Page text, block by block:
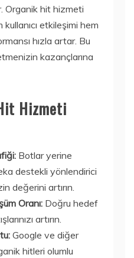
Organik hit hizmeti
etkileşimi hem
hızla artar. Bu
kazançlarına
Hizmeti
Botlar yerine
destekli yönlendirici
değerini artırın.
Oranı: Doğru hedef
artırın.
Google ve diğer
hitleri olumlu